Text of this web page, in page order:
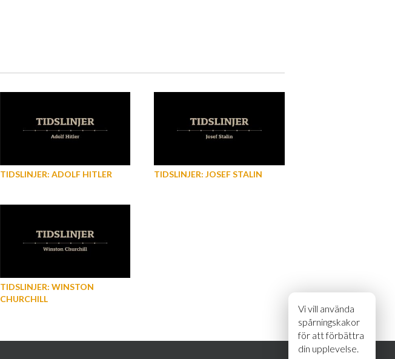
Vi vill använda
spårningskakor
för att förbättra
din upplevelse.
TIDSLINJER: ADOLF HITLER TIDSLINJER: JOSEF STALIN
TIDSLINJER: WINSTON
CHURCHILL